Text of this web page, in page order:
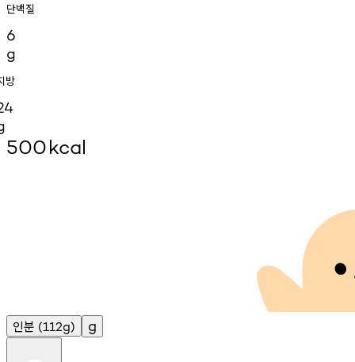
단백질
6
g
방
500kcal
인분 (112g) g